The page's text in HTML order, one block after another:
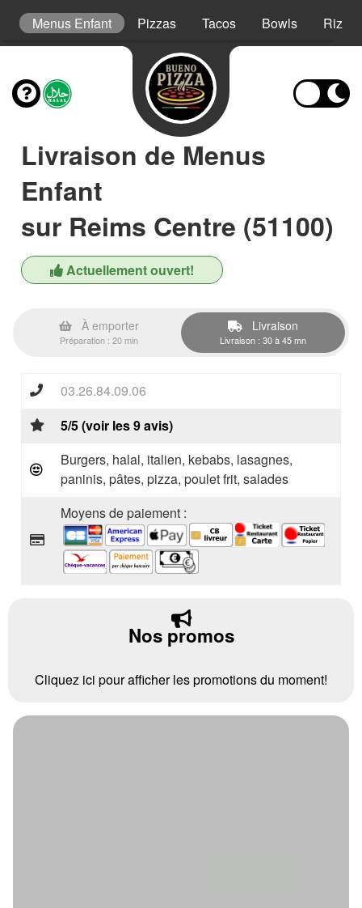
Menus Enfant Pizzas Tacos Bowls Riz
Livraison de Menus
Enfant
sur Reims Centre (51100)
Actuellement ouvert!
À emporter
Préparation : 20 min
Livraison
Livraison : 30 à 45 mn
03.26.84.09.06
5/5 (voir les 9 avis)
Burgers, halal, italien, kebabs, lasagnes,
paninis, pâtes, pizza, poulet frit, salades
Moyens de paiement :
Nos promos
Cliquez ici pour afficher les promotions du moment!